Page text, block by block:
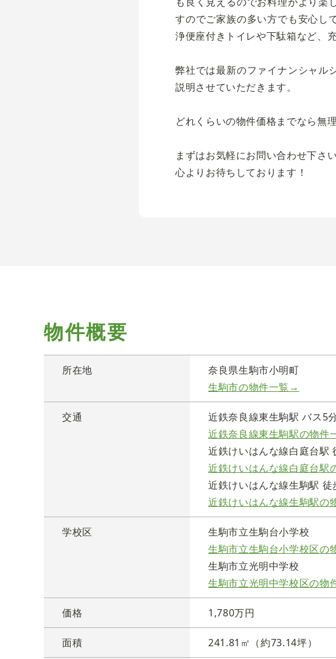
すのでご家族の多い方でも安心し
浄便座付きトイレや下駄箱など、
弊社では最新のファイナンシャル
説明させていただきます。
どれくらいの物件価格までなら無
まずはお気軽にお問い合わせ下さ
心よりお待ちしております！
物件概要
所在地
奈良県生駒市小明町
生駒市の物件一覧→
交通
近鉄奈良線東生駒駅 バス5
近鉄奈良線東生駒駅の物件
近鉄けいはんな線白庭台駅
近鉄けいはんな線白庭台駅
近鉄けいはんな線生駒駅 徒
近鉄けいはんな線生駒駅の
学校区
生駒市立生駒台小学校
生駒市立生駒台小学校区の
生駒市立光明中学校
生駒市立光明中学校区の物
価格 1,780万円
面積 241.81㎡（約73.14坪）